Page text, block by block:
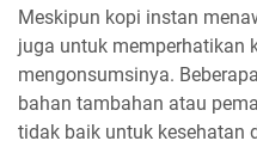
Meskipun kopi instan
juga untuk memperhatikan
mengonsumsinya.
bahan tambahan atau
tidak baik untuk kesehatan